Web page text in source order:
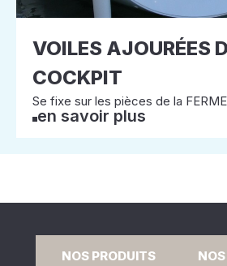
VOILES AJOURÉES
COCKPIT
Se fixe sur les pièces de la
en savoir plus
NOS PRODUITS